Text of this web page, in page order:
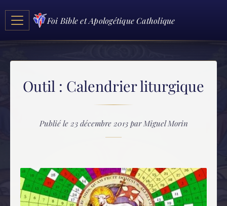
Foi Bible et Apologétique Catholique
Outil : Calendrier liturgique
Publié le 23 décembre 2013 par Miguel Morin